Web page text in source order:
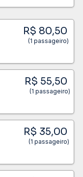
R$ 80,50
(1 passageiro)
R$ 55,50
(1 passageiro)
R$ 35,00
(1 passageiro)